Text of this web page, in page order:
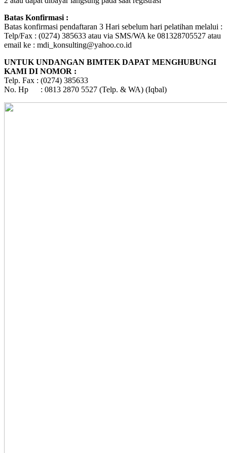
Batas Konfirmasi :
Batas konfirmasi pendaftaran 3 Hari sebelum hari pelatihan melalui :
Telp/Fax : (0274) 385633 atau via SMS/WA ke 081328705527 atau
email ke : mdi_konsulting@yahoo.co.id
UNTUK UNDANGAN BIMTEK DAPAT MENGHUBUNGI
KAMI DI NOMOR :
Telp. Fax : (0274) 385633
No. Hp : 0813 2870 5527 (Telp. & WA) (Iqbal)